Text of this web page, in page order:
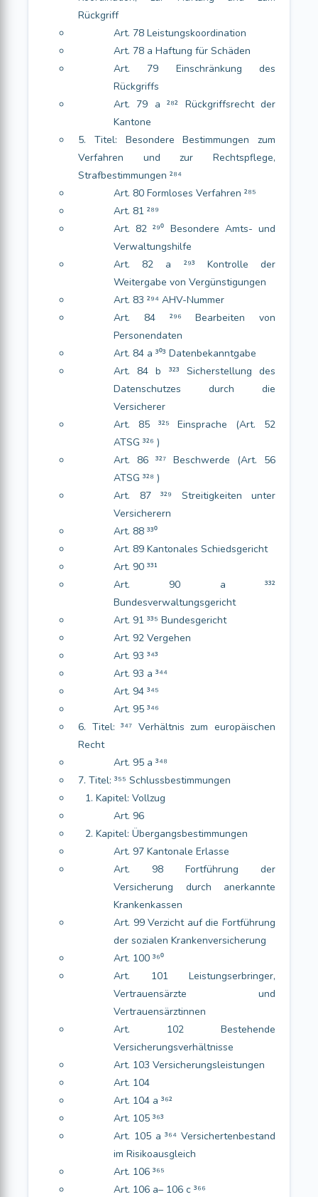
Rückgriff
Art. 78 Leistungskoordination
Art. 78 a Haftung für Schäden
Art. 79 Einschränkung des
Rückgriffs
Art. 79 a ²⁸² Rückgriffsrecht der
Kantone
5. Titel: Besondere Bestimmungen zum
Verfahren und zur Rechtspflege,
Strafbestimmungen ²⁸⁴
Art. 80 Formloses Verfahren ²⁸⁵
Art. 81 ²⁸⁹
Art. 82 ²⁹⁰ Besondere Amts- und
Verwaltungshilfe
Art. 82 a ²⁹³ Kontrolle der
Weitergabe von Vergünstigungen
Art. 83 ²⁹⁴ AHV-Nummer
Art. 84 ²⁹⁶ Bearbeiten von
Personendaten
Art. 84 a ³⁰³ Datenbekanntgabe
Art. 84 b ³²³ Sicherstellung des
Datenschutzes durch die
Versicherer
Art. 85 ³²⁵ Einsprache (Art. 52
ATSG ³²⁶ )
Art. 86 ³²⁷ Beschwerde (Art. 56
ATSG ³²⁸ )
Art. 87 ³²⁹ Streitigkeiten unter
Versicherern
Art. 88 ³³⁰
Art. 89 Kantonales Schiedsgericht
Art. 90 ³³¹
Art. 90 a ³³²
Bundesverwaltungsgericht
Art. 91 ³³⁵ Bundesgericht
Art. 92 Vergehen
Art. 93 ³⁴³
Art. 93 a ³⁴⁴
Art. 94 ³⁴⁵
Art. 95 ³⁴⁶
6. Titel: ³⁴⁷ Verhältnis zum europäischen
Recht
Art. 95 a ³⁴⁸
7. Titel: ³⁵⁵ Schlussbestimmungen
1. Kapitel: Vollzug
Art. 96
2. Kapitel: Übergangsbestimmungen
Art. 97 Kantonale Erlasse
Art. 98 Fortführung der
Versicherung durch anerkannte
Krankenkassen
Art. 99 Verzicht auf die Fortführung
der sozialen Krankenversicherung
Art. 100 ³⁶⁰
Art. 101 Leistungserbringer,
Vertrauensärzte und
Vertrauensärztinnen
Art. 102 Bestehende
Versicherungsverhältnisse
Art. 103 Versicherungsleistungen
Art. 104
Art. 104 a ³⁶²
Art. 105 ³⁶³
Art. 105 a ³⁶⁴ Versichertenbestand
im Risikoausgleich
Art. 106 ³⁶⁵
Art. 106 a– 106 c ³⁶⁶